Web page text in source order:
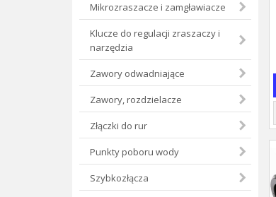
Mikrozraszacze i zamgławiacze
Klucze do regulacji zraszaczy i
narzędzia
Zawory odwadniające
Zawory, rozdzielacze
Złączki do rur
Punkty poboru wody
Szybkozłącza